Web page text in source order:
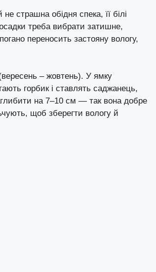
страшна обідня спека, її білі
треба вибрати затишне,
переносить застояну вологу,
– жовтень). У ямку
горбик і ставлять саджанець,
на 7–10 см — так вона добре
щоб зберегти вологу й